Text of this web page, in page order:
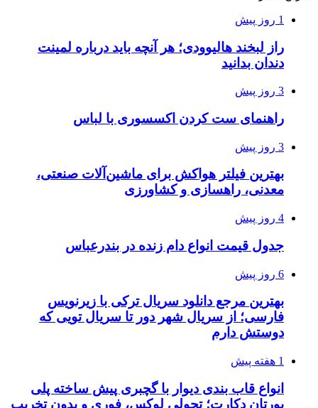
1 روز پیش
راز لبخند هالیوودی؛ هر آنچه باید درباره لمینت
دندان بدانید
3 روز پیش
راهنمای ست کردن اکسسوری با لباس
3 روز پیش
بهترین فیلتر هواکش برای ماشین‌آلات صنعتی،
معدنی، راهسازی و کشاورزی
4 روز پیش
جدول قیمت انواع دام زنده در بندرعباس
6 روز پیش
بهترین مرجع دانلود سریال ترکی با زیرنویس
فارسی؛ از سریال شهر دور تا سریال تویی که
دوستش دارم
1 هفته پیش
انواع قاب بندی دیوار با گچبری پیش ساخته پلی
یورتان دکارت؛ تحولی لوکس، فوری و بدون تخریب